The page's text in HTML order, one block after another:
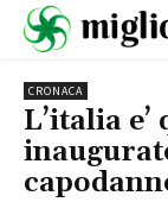
CRONACA
L’italia